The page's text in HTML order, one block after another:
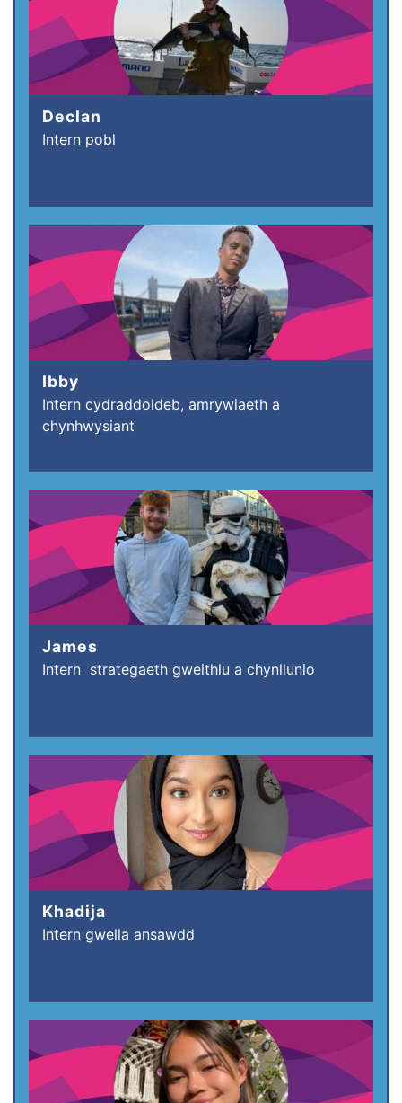
Declan
Intern pobl
Ibby
Intern cydraddoldeb, amrywiaeth a
chynhwysiant
James
Intern strategaeth gweithlu a chynllunio
Khadija
Intern gwella ansawdd